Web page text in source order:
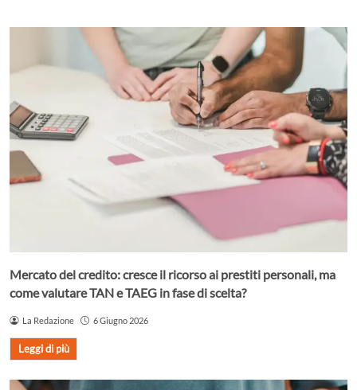
Mercato del credito: cresce il ricorso ai prestiti personali, ma
come valutare TAN e TAEG in fase di scelta?
La Redazione 6 Giugno 2026
Leggi di più